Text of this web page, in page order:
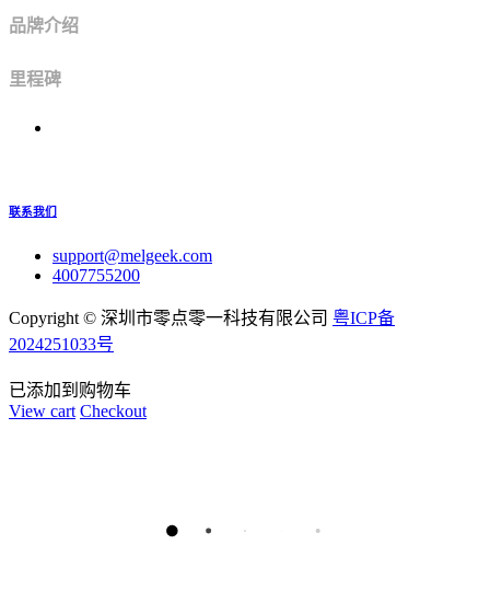
品牌介绍
里程碑
联系我们
support@melgeek.com
4007755200
Copyright © 深圳市零点零一科技有限公司 粤ICP备
2024251033号
已添加到购物车
View cart Checkout